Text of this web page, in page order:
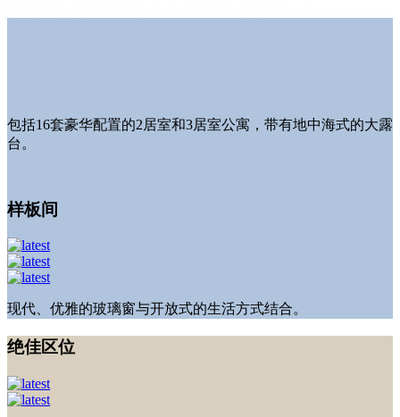
包括16套豪华配置的2居室和3居室公寓，带有地中海式的大露
台。
样板间
现代、优雅的玻璃窗与开放式的生活方式结合。
绝佳区位